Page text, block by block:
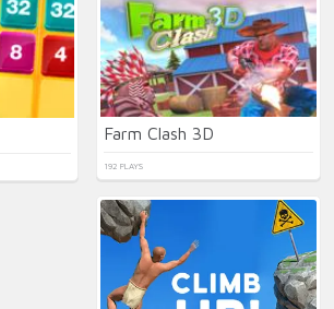
Farm Clash 3D
192 PLAYS